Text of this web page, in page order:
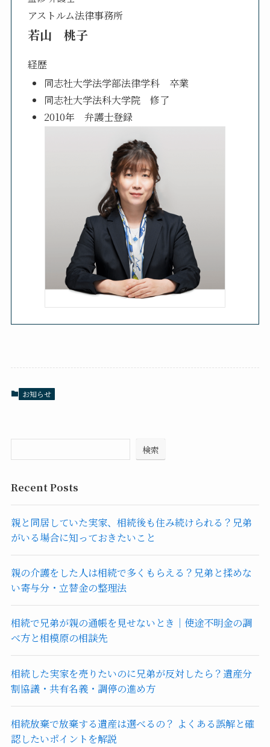
アストルム法律事務所
若山 桃子
経歴
同志社大学法学部法律学科 卒業
同志社大学法科大学院 修了
2010年 弁護士登録
お知らせ
検索
Recent Posts
親と同居していた実家、相続後も住み続けられる？兄弟
がいる場合に知っておきたいこと
親の介護をした人は相続で多くもらえる？兄弟と揉めな
い寄与分・立替金の整理法
相続で兄弟が親の通帳を見せないとき｜使途不明金の調
べ方と相模原の相談先
相続した実家を売りたいのに兄弟が反対したら？遺産分
割協議・共有名義・調停の進め方
相続放棄で放棄する遺産は選べるの？ よくある誤解と確
認したいポイントを解説